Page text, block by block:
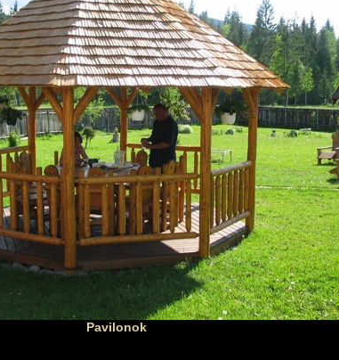
Pavilonok